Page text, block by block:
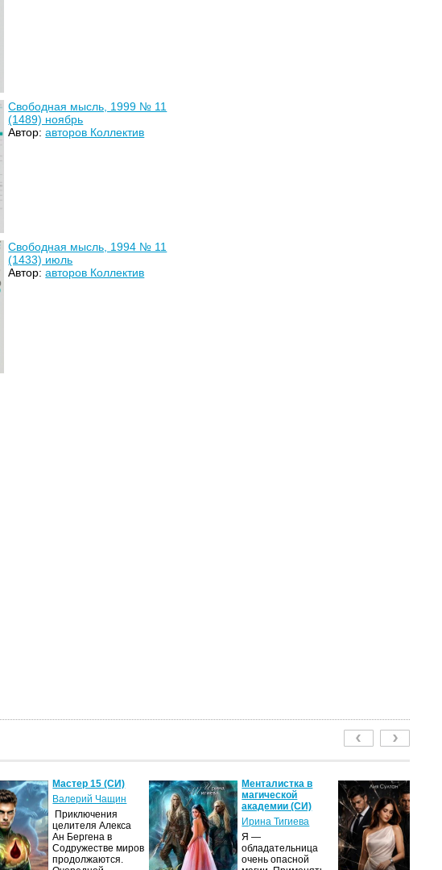
Свободная мысль, 1999 № 11
(1489) ноябрь
Автор:авторов Коллектив
Свободная мысль, 1994 № 11
(1433) июль
Автор:авторов Коллектив
Мастер 15 (СИ)
Валерий Чащин
Приключения
целителя Алекса
Ан Бергена в
Содружестве миров
продолжаются.
Менталистка в
магической
академии (СИ)
Ирина Тигиева
Я —
обладательница
очень опасной